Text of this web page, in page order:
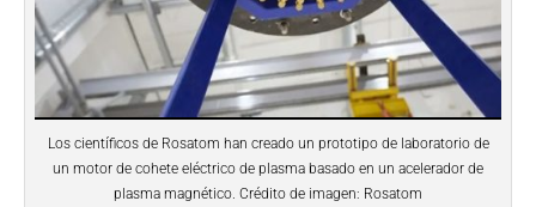
Los científicos de Rosatom han creado un prototipo de laboratorio de
un motor de cohete eléctrico de plasma basado en un acelerador de
plasma magnético. Crédito de imagen: Rosatom